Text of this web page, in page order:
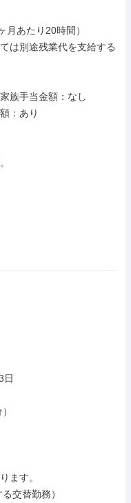
あたり20時間）
は別途残業代を支給する
族手当金額：なし
：あり
日
ます。
交替勤務）